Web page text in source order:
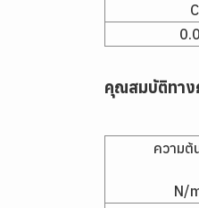
C
คุณสมบัติทาง
ความต้
N/